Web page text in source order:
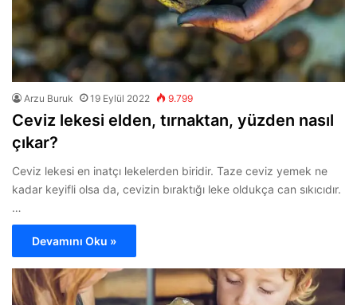
Arzu Buruk 19 Eylül 2022 9.799
Ceviz lekesi elden, tırnaktan, yüzden nasıl
çıkar?
Ceviz lekesi en inatçı lekelerden biridir. Taze ceviz yemek ne
kadar keyifli olsa da, cevizin bıraktığı leke oldukça can sıkıcıdır.
…
Devamını Oku »